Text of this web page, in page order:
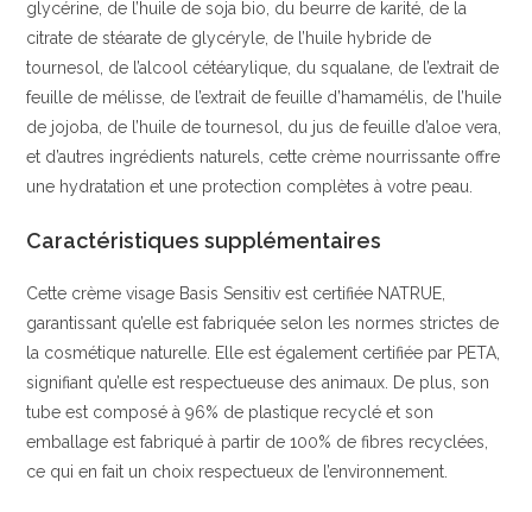
glycérine, de l’huile de soja bio, du beurre de karité, de la
citrate de stéarate de glycéryle, de l’huile hybride de
tournesol, de l’alcool cétéarylique, du squalane, de l’extrait de
feuille de mélisse, de l’extrait de feuille d’hamamélis, de l’huile
de jojoba, de l’huile de tournesol, du jus de feuille d’aloe vera,
et d’autres ingrédients naturels, cette crème nourrissante offre
une hydratation et une protection complètes à votre peau.
Caractéristiques supplémentaires
Cette crème visage Basis Sensitiv est certifiée NATRUE,
garantissant qu’elle est fabriquée selon les normes strictes de
la cosmétique naturelle. Elle est également certifiée par PETA,
signifiant qu’elle est respectueuse des animaux. De plus, son
tube est composé à 96% de plastique recyclé et son
emballage est fabriqué à partir de 100% de fibres recyclées,
ce qui en fait un choix respectueux de l’environnement.